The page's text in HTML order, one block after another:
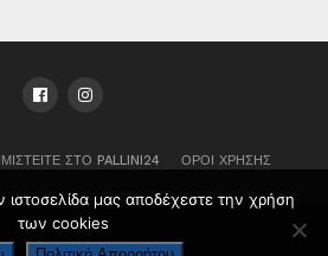
ΣΤΟ PALLINI24 ΌΡΟΙ ΧΡΉΣΗΣ
Pallini24
μας αποδέχεστε την χρήση
των cookies